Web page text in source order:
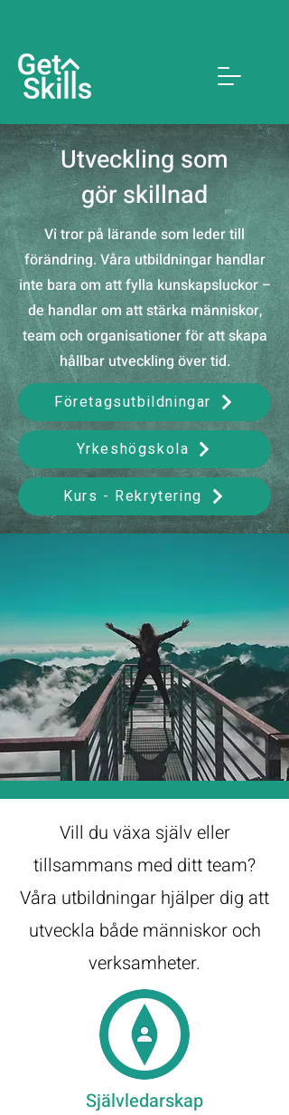
Utveckling som
gör skillnad
Vi tror på lärande som leder till
förändring. Våra utbildningar handlar
inte bara om att fylla kunskapsluckor –
de handlar om att stärka människor,
team och organisationer för att skapa
hållbar utveckling över tid.
Företagsutbildningar
Yrkeshögskola
Kurs - Rekrytering
Vill du växa själv eller
tillsammans med ditt team?
Våra utbildningar hjälper dig att
utveckla både människor och
verksamheter.
Självledarskap